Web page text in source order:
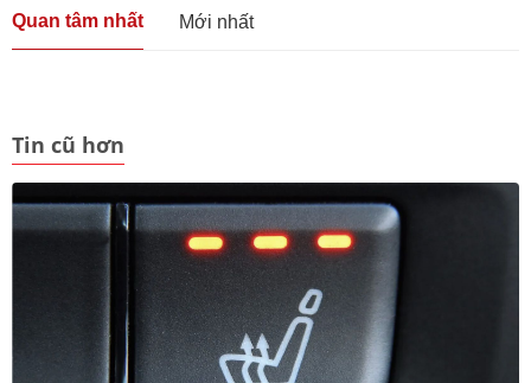
Quan tâm nhất Mới nhất
Tin cũ hơn